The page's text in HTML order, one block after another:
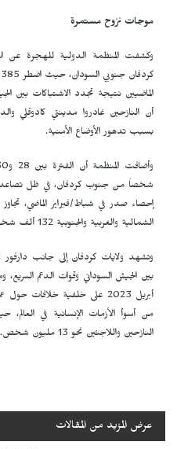
موجات نزوح مستمرة
وكشفت المنظمة الدولية للهجرة عن
الماضيين نتيجة تجدد الاشتباكات بين
أن النازحين غادروا مدينتي كادوقلي
بسبب تدهور الأوضاع الأمنية.
شخصاً من جنوب كردفان، في ظل تصاعد
إحصاء صدر في شباط/فبراير الماضي،
الشمالية والغربية والجنوبية 132 ألف شخص منذ 15 تشرين الأول/أكتوبر 2025.
وتشهد ولايات كردفان إلى جانب
بين الجيش السوداني وقوات الدعم
أبريل 2023 على خلفية
من أسوأ الأزمات الإنسانية في
النازحين واللاجئين نحو 13 مليون شخص.
عرض المزيد من المقالات